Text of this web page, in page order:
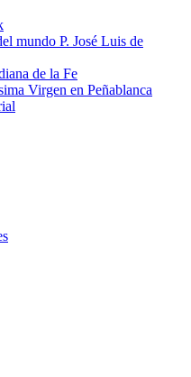
mundo P. José Luis de
de la Fe
Virgen en Peñablanca